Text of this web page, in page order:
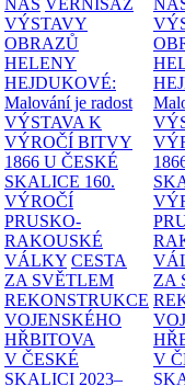
VÝSTAVY
OBRAZŮ
HELENY
HEJDUKOVÉ:
Malování je radost
VÝSTAVA K
VÝROČÍ BITVY
1866 U ČESKÉ
SKALICE 160.
VÝROČÍ
PRUSKO-
RAKOUSKÉ
VÁLKY CESTA
ZA SVĚTLEM
REKONSTRUKCE
VOJENSKÉHO
HŘBITOVA
V ČESKÉ
SKALICI 2023–
ZA
V